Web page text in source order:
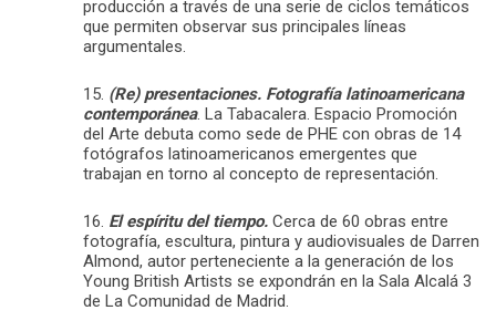
producción a través de una serie de ciclos temáticos
que permiten observar sus principales líneas
argumentales.
15. (Re) presentaciones. Fotografía latinoamericana
contemporánea. La Tabacalera. Espacio Promoción
del Arte debuta como sede de PHE con obras de 14
fotógrafos latinoamericanos emergentes que
trabajan en torno al concepto de representación.
16. El espíritu del tiempo. Cerca de 60 obras entre
fotografía, escultura, pintura y audiovisuales de Darren
Almond, autor perteneciente a la generación de los
Young British Artists se expondrán en la Sala Alcalá 3
de La Comunidad de Madrid.